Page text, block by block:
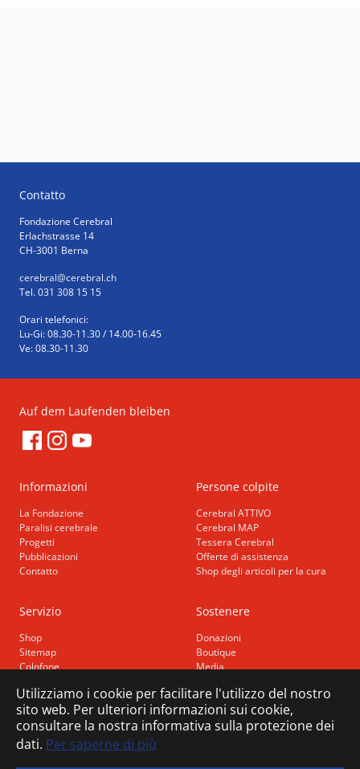
Utilizziamo i cookie per facilitare l'utilizzo del nostro
sito web. Per ulteriori informazioni sui cookie,
consultare la nostra informativa sulla protezione dei
dati. Per saperne di più
Contatto
Fondazione Cerebral
Erlachstrasse 14
CH-3001 Berna
cerebral@cerebral.ch
Tel. 031 308 15 15
Orari telefonici:
Lu-Gi: 08.30-11.30 / 14.00-16.45
Ve: 08.30-11.30
Auf dem Laufenden bleiben
Informazioni
La Fondazione
Paralisi cerebrale
Progetti
Pubblicazioni
Contatto
Persone colpite
Cerebral ATTIVO
Cerebral MAP
Tessera Cerebral
Offerte di assistenza
Shop degli articoli per la cura
Servizio
Shop
Sitemap
Colofone
Libertà di barriere
Sostenere
Donazioni
Boutique
Media
Numero di esenzione fiscale: CHE-107.810.503